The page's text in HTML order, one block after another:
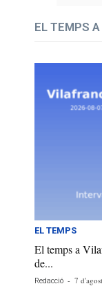
EL TEMPS
EL TEMPS
El temps a
de...
Redacció - 7